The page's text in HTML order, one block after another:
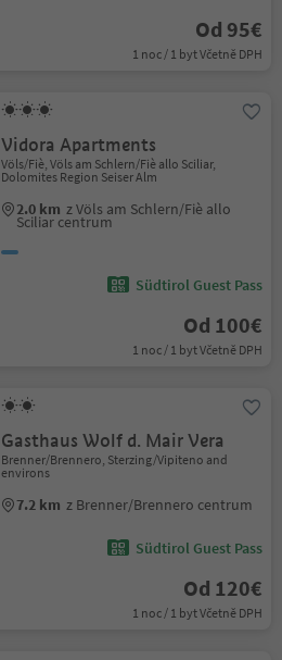
Od 95€
1 noc / 1 byt Včetně DPH
Vidora Apartments
Völs/Fiè, Völs am Schlern/Fiè allo Sciliar,
Dolomites Region Seiser Alm
2.0 km z Völs am Schlern/Fiè allo
Sciliar centrum
Südtirol Guest Pass
Od 100€
1 noc / 1 byt Včetně DPH
Gasthaus Wolf d. Mair Vera
Brenner/Brennero, Sterzing/Vipiteno and
environs
7.2 km z Brenner/Brennero centrum
Südtirol Guest Pass
Od 120€
1 noc / 1 byt Včetně DPH